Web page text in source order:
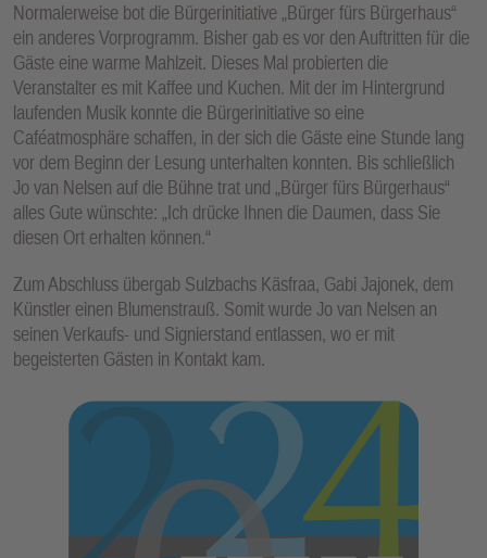
Normalerweise bot die Bürgerinitiative „Bürger fürs Bürgerhaus“
ein anderes Vorprogramm. Bisher gab es vor den Auftritten für die
Gäste eine warme Mahlzeit. Dieses Mal probierten die
Veranstalter es mit Kaffee und Kuchen. Mit der im Hintergrund
laufenden Musik konnte die Bürgerinitiative so eine
Caféatmosphäre schaffen, in der sich die Gäste eine Stunde lang
vor dem Beginn der Lesung unterhalten konnten. Bis schließlich
Jo van Nelsen auf die Bühne trat und „Bürger fürs Bürgerhaus“
alles Gute wünschte: „Ich drücke Ihnen die Daumen, dass Sie
diesen Ort erhalten können.“
Zum Abschluss übergab Sulzbachs Käsfraa, Gabi Jajonek, dem
Künstler einen Blumenstrauß. Somit wurde Jo van Nelsen an
seinen Verkaufs- und Signierstand entlassen, wo er mit
begeisterten Gästen in Kontakt kam.